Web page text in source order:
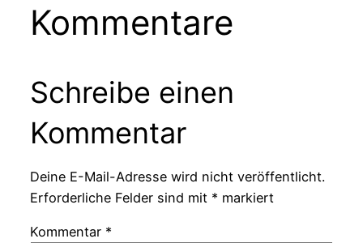
Kommentare
Schreibe einen
Kommentar
Deine E-Mail-Adresse wird nicht veröffentlicht.
Erforderliche Felder sind mit * markiert
Kommentar *